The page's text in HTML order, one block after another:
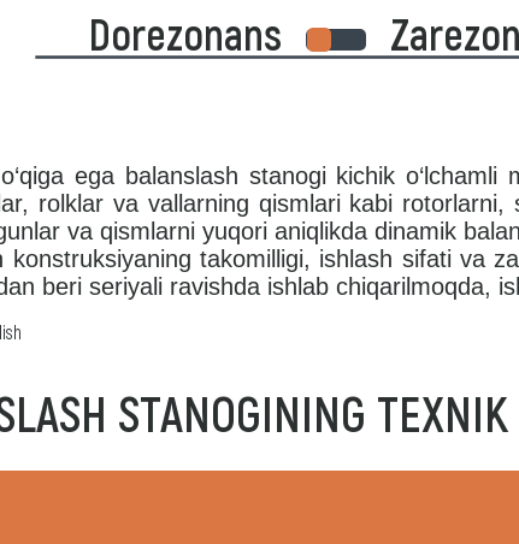
Dorezonans
ega balanslash stanogi kichik
rolklar va vallarning qismlari kabi rotorlarni,
va qismlarni yuqori aniqlikda dinamik
takomilligi, ishlash sifati va
beri seriyali ravishda ishlab chiqarilmoqda,
STANOGINING TEXNIK